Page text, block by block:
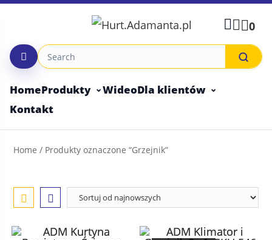
Skip
0
HomeProdukty WideoDla klientów
Kontakt
Home / Produkty oznaczone “Grzejnik”